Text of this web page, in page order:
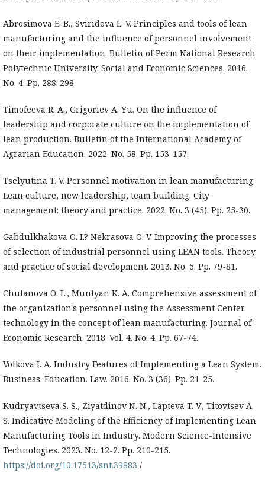
Abrosimova E. B., Sviridova L. V. Principles and tools of lean
manufacturing and the influence of personnel involvement
on their implementation. Bulletin of Perm National Research
Polytechnic University. Social and Economic Sciences. 2016.
No. 4. Pp. 288-298.
Timofeeva R. A., Grigoriev A. Yu. On the influence of
leadership and corporate culture on the implementation of
lean production. Bulletin of the International Academy of
Agrarian Education. 2022. No. 58. Pp. 153-157.
Tselyutina T. V. Personnel motivation in lean manufacturing:
Lean culture, new leadership, team building. City
management: theory and practice. 2022. No. 3 (45). Pp. 25-30.
Gabdulkhakova O. I.? Nekrasova O. V. Improving the processes
of selection of industrial personnel using LEAN tools. Theory
and practice of social development. 2013. No. 5. Pp. 79-81.
Chulanova O. L., Muntyan K. A. Comprehensive assessment of
the organization's personnel using the Assessment Center
technology in the concept of lean manufacturing. Journal of
Economic Research. 2018. Vol. 4. No. 4. Pp. 67-74.
Volkova I. A. Industry Features of Implementing a Lean System.
Business. Education. Law. 2016. No. 3 (36). Pp. 21-25.
Kudryavtseva S. S., Ziyatdinov N. N., Lapteva T. V., Titovtsev A.
S. Indicative Modeling of the Efficiency of Implementing Lean
Manufacturing Tools in Industry. Modern Science-Intensive
Technologies. 2023. No. 12-2. Pp. 210-215.
https://doi.org/10.17513/snt.39883 /